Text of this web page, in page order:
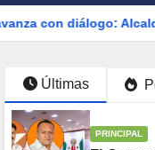
Daniela
Últimas
PRINCIPAL